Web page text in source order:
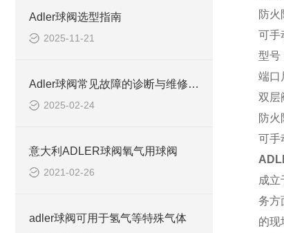
Adler球阀选型指南
2025-11-21
Adler球阀常见故障的诊断与维修方法
2025-02-24
意大利ADLER球阀氧气用球阀
2021-02-26
adler球阀可用于氢气等特殊气体
防火
可手
型号
端口
双层
防火
可手
成
务方
的现